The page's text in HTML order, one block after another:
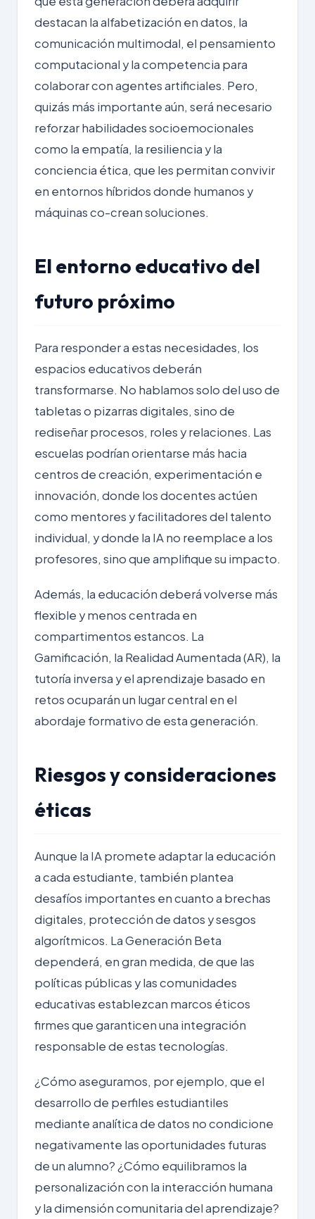
destacan la alfabetización en datos, la
comunicación multimodal, el pensamiento
computacional y la competencia para
colaborar con agentes artificiales. Pero,
quizás más importante aún, será necesario
reforzar habilidades socioemocionales
como la empatía, la resiliencia y la
conciencia ética, que les permitan convivir
en entornos híbridos donde humanos y
máquinas co-crean soluciones.
El entorno educativo del
futuro próximo
Para responder a estas necesidades, los
espacios educativos deberán
transformarse. No hablamos solo del uso de
tabletas o pizarras digitales, sino de
rediseñar procesos, roles y relaciones. Las
escuelas podrían orientarse más hacia
centros de creación, experimentación e
innovación, donde los docentes actúen
como mentores y facilitadores del talento
individual, y donde la IA no reemplace a los
profesores, sino que amplifique su impacto.
Además, la educación deberá volverse más
flexible y menos centrada en
compartimentos estancos. La
Gamificación, la Realidad Aumentada (AR), la
tutoría inversa y el aprendizaje basado en
retos ocuparán un lugar central en el
abordaje formativo de esta generación.
Riesgos y consideraciones
éticas
Aunque la IA promete adaptar la educación
a cada estudiante, también plantea
desafíos importantes en cuanto a brechas
digitales, protección de datos y sesgos
algorítmicos. La Generación Beta
dependerá, en gran medida, de que las
políticas públicas y las comunidades
educativas establezcan marcos éticos
firmes que garanticen una integración
responsable de estas tecnologías.
¿Cómo aseguramos, por ejemplo, que el
desarrollo de perfiles estudiantiles
mediante analítica de datos no condicione
negativamente las oportunidades futuras
de un alumno? ¿Cómo equilibramos la
personalización con la interacción humana
y la dimensión comunitaria del aprendizaje?